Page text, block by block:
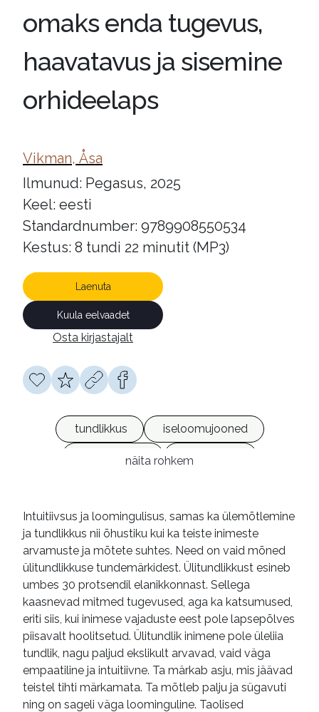
omaks enda tugevus,
haavatavus ja sisemine
orhideelaps
Vikman, Åsa
Ilmunud: Pegasus, 2025
Keel: eesti
Standardnumber: 9789908550534
Kestus: 8 tundi 22 minutit (MP3)
Laenuta
Kuula eelvaadet
Osta kirjastajalt
tundlikkus
iseloomujooned
emotsioonid
inimsuhted
isiksusepsühholoogia
enesejuhtimine
eneseabi
psühhoteraapia
käsiraamatud
heliraamatud
võrguväljaanded
näita rohkem
Intuitiivsus ja loomingulisus, samas ka ülemõtlemine
ja tundlikkus nii õhustiku kui ka teiste inimeste
arvamuste ja mõtete suhtes. Need on vaid mõned
ülitundlikkuse tundemärkidest. Ülitundlikkust esineb
umbes 30 protsendil elanikkonnast. Sellega
kaasnevad mitmed tugevused, aga ka katsumused,
eriti siis, kui inimese vajaduste eest pole lapsepõlves
piisavalt hoolitsetud. Ülitundlik inimene pole üleliia
tundlik, nagu paljud ekslikult arvavad, vaid väga
empaatiline ja intuitiivne. Ta märkab asju, mis jäävad
teistel tihti märkamata. Ta mõtleb palju ja sügavuti
ning on sageli väga loominguline. Taolised